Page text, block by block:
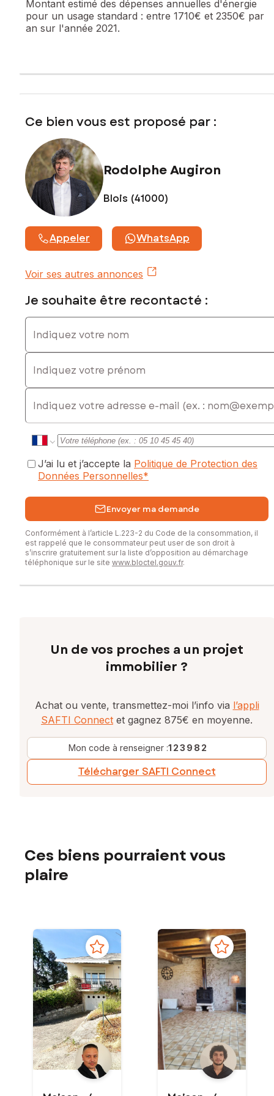
Prix de vente : 157 000 €
Honoraires charge vendeur
commercial immatriculé au RSAC de BLOIS sous le numéro
Montant estimé des dépenses annuelles d'énergie
pour un usage standard : entre 1710€ et 2350€ par
an sur l'année 2021.
Ce bien vous est proposé par :
Rodolphe Augiron
Blois (41000)
Appeler WhatsApp
Voir ses autres annonces
Je souhaite être recontacté :
Indiquez votre nom
Indiquez votre prénom
E-mail
J’ai lu et j’accepte la Politique de Protection des
Données Personnelles*
Envoyer ma demande
Conformément à l’article L.223-2 du Code de la consommation, il
est rappelé que le consommateur peut user de son droit à
s’inscrire gratuitement sur la liste d’opposition au démarchage
téléphonique sur le site www.bloctel.gouv.fr.
Un de vos proches a un projet
immobilier ?
Achat ou vente, transmettez-moi l’info via l’appli
SAFTI Connect et gagnez 875€ en moyenne.
Mon code à renseigner :123982
Télécharger SAFTI Connect
Ces biens pourraient vous
plaire